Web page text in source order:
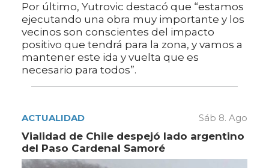
Por último, Yutrovic destacó que “estamos
ejecutando una obra muy importante y los
vecinos son conscientes del impacto
positivo que tendrá para la zona, y vamos a
mantener este ida y vuelta que es
necesario para todos”.
ACTUALIDAD Sáb 8. Ago
Vialidad de Chile despejó lado argentino
del Paso Cardenal Samoré